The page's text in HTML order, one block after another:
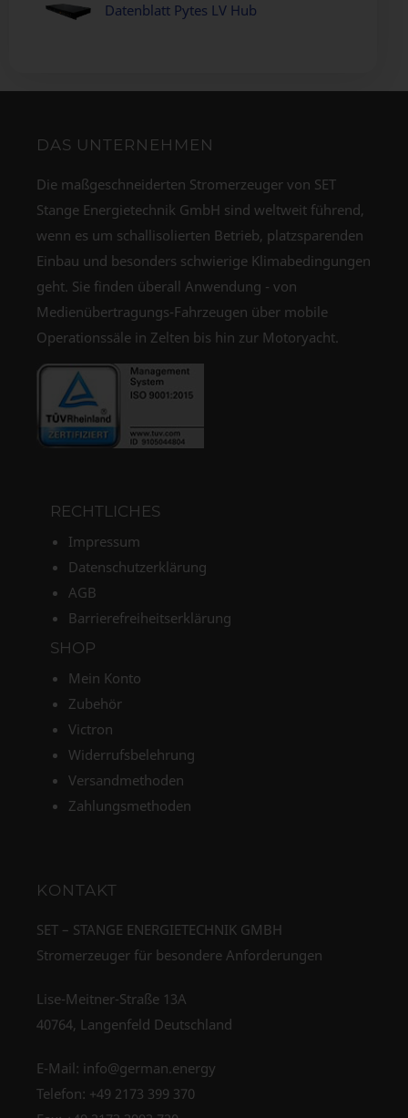
Datenblatt Pytes LV Hub
DAS UNTERNEHMEN
Die maßgeschneiderten Stromerzeuger von SET
Stange Energietechnik GmbH sind weltweit führend,
wenn es um schallisolierten Betrieb, platzsparenden
Einbau und besonders schwierige Klimabedingungen
geht. Sie finden überall Anwendung - von
Medienübertragungs-Fahrzeugen über mobile
Operationssäle in Zelten bis hin zur Motoryacht.
RECHTLICHES
Impressum
Datenschutzerklärung
AGB
Barrierefreiheitserklärung
SHOP
Mein Konto
Zubehör
Victron
Widerrufsbelehrung
Versandmethoden
Zahlungsmethoden
KONTAKT
SET – STANGE ENERGIETECHNIK GMBH
Stromerzeuger für besondere Anforderungen
Lise-Meitner-Straße 13A
40764, Langenfeld Deutschland
E-Mail: info@german.energy
Telefon: +49 2173 399 370